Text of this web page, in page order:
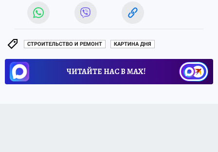
СТРОИТЕЛЬСТВО И РЕМОНТ КАРТИНА ДНЯ
ЧИТАЙТЕ НАС В МАХ!